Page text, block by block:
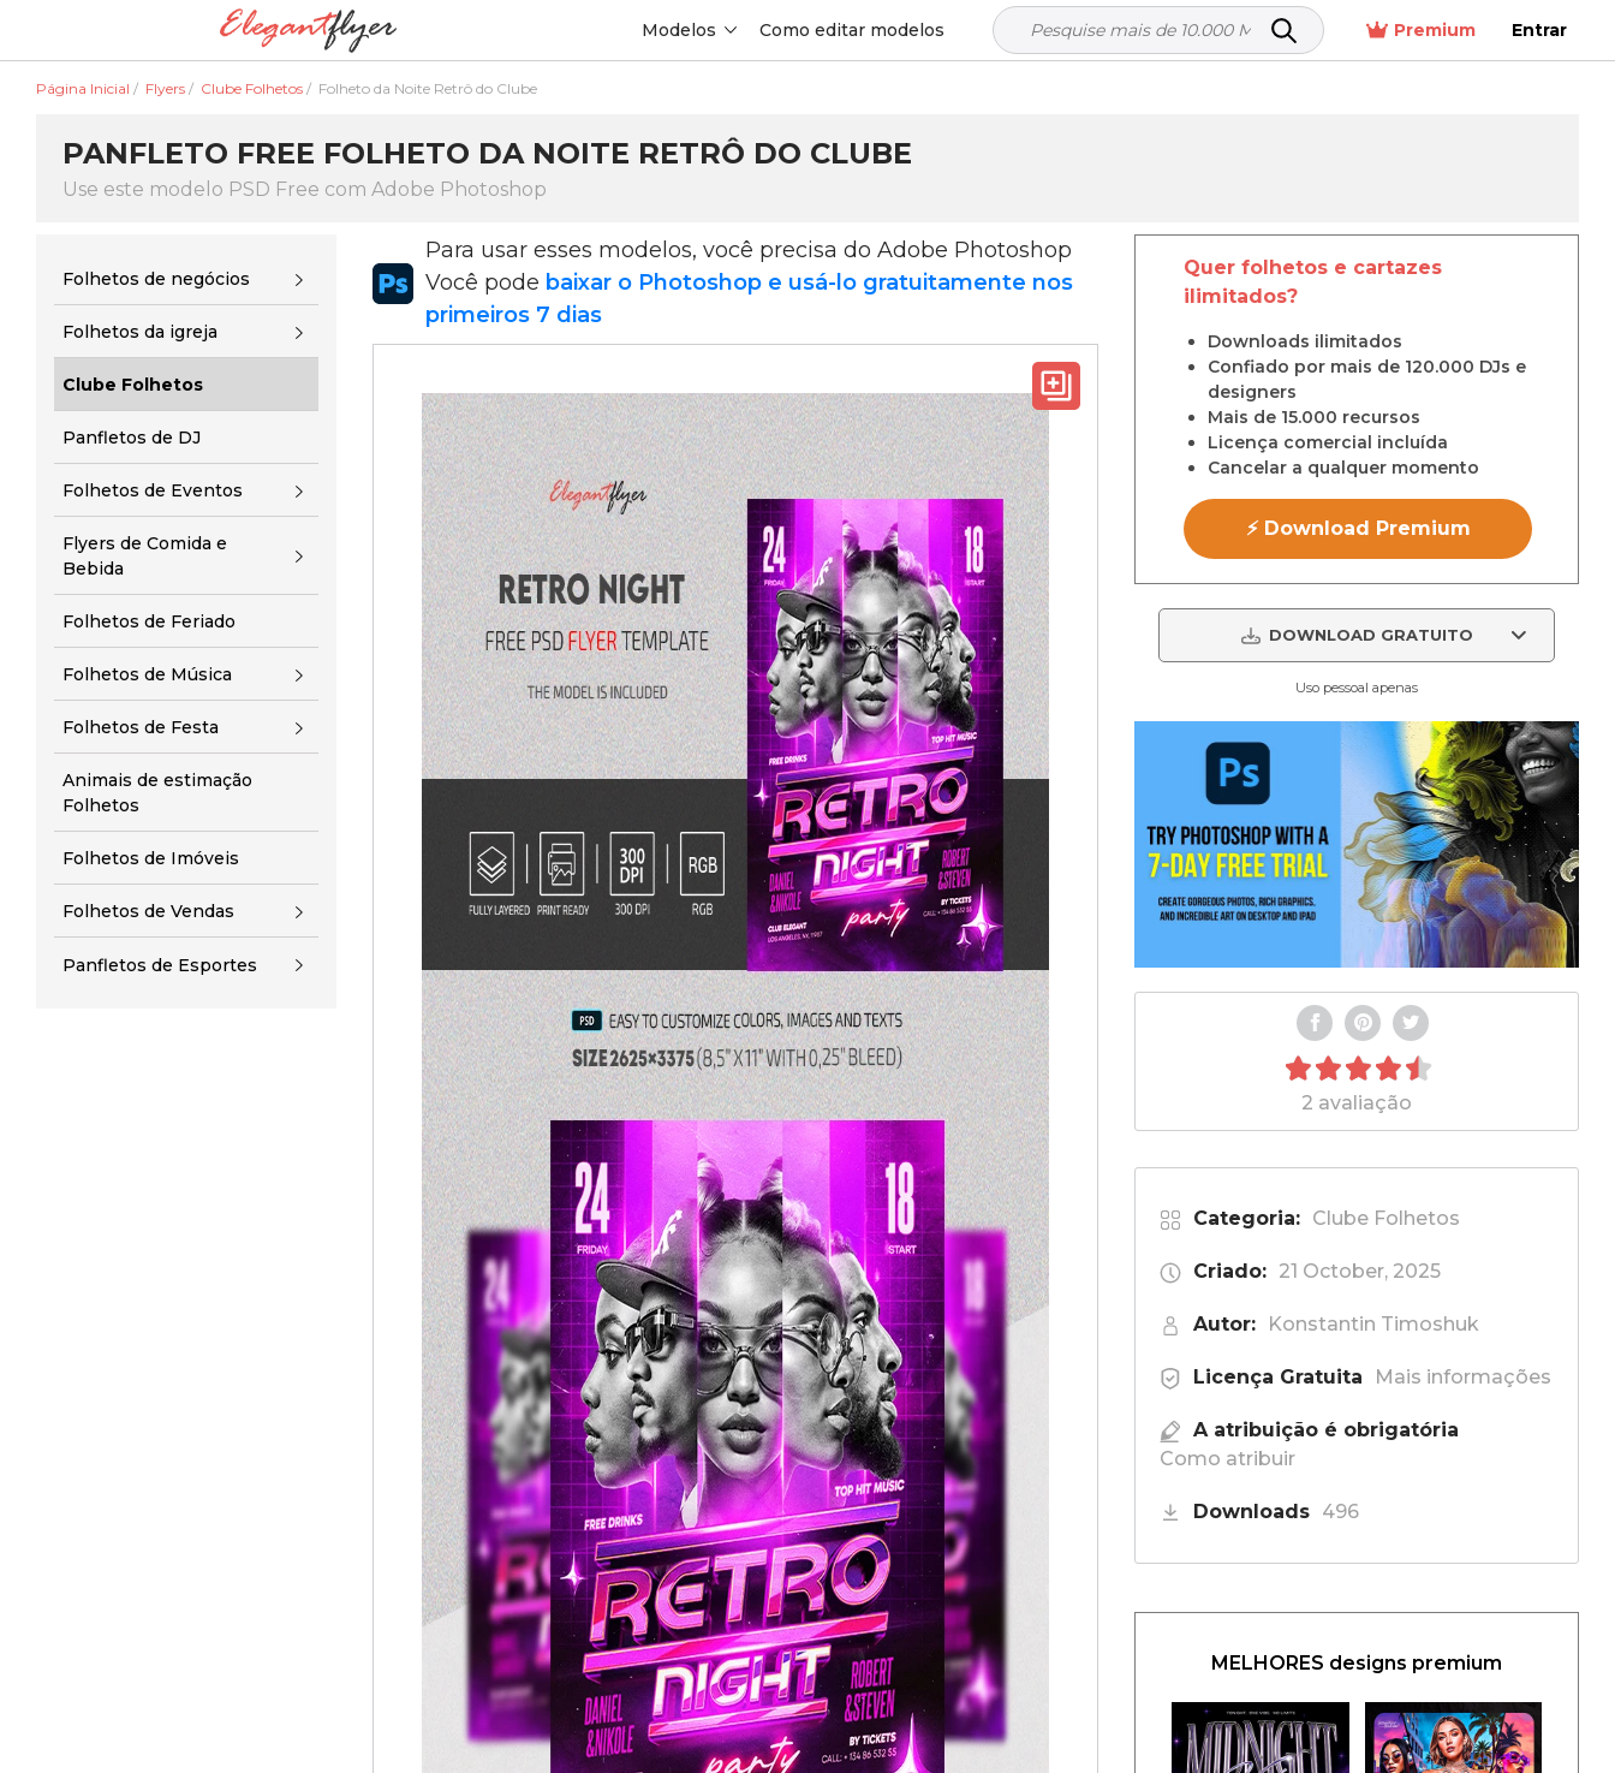
Modelos Como editar modelos Premium Entrar
Página Inicial / Flyers / Clube Folhetos / Folheto da Noite Retrô do Clube
PANFLETO FREE FOLHETO DA NOITE RETRÔ DO CLUBE
Use este modelo PSD Free com Adobe Photoshop
Folhetos de negócios
Folhetos da igreja
Clube Folhetos
Panfletos de DJ
Folhetos de Eventos
Flyers de Comida e
Bebida
Folhetos de Feriado
Folhetos de Música
Folhetos de Festa
Animais de estimação
Folhetos
Folhetos de Imóveis
Folhetos de Vendas
Panfletos de Esportes
Para usar esses modelos, você precisa do Adobe Photoshop
Você pode baixar o Photoshop e usá-lo gratuitamente nos
primeiros 7 dias
Quer folhetos e cartazes
ilimitados?
Downloads ilimitados
Confiado por mais de 120.000 DJs e
designers
Mais de 15.000 recursos
Licença comercial incluída
Cancelar a qualquer momento
⚡ Download Premium
DOWNLOAD GRATUITO
Uso pessoal apenas
2 avaliação
Categoria: Clube Folhetos
Criado: 21 October, 2025
Autor: Konstantin Timoshuk
Licença Gratuita Mais informações
A atribuição é obrigatória
Como atribuir
Downloads 496
MELHORES designs premium